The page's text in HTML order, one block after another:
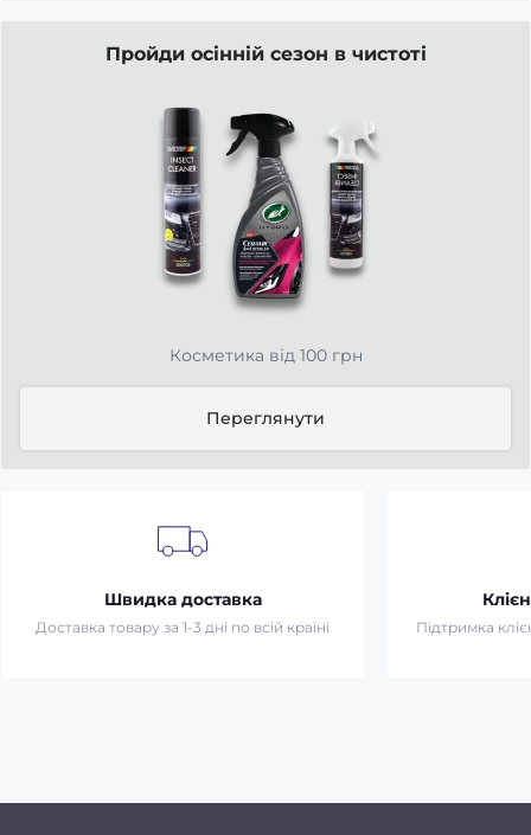
Пройди осінній сезон в чистоті
Косметика від 100 грн
Переглянути
Швидка доставка
Доставка товару за 1-3 дні по всій країні Підтримка